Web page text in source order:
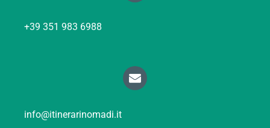
+39 351 983 6988
info@itinerarinomadi.it